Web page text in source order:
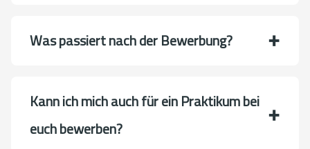
Was passiert nach der Bewerbung?
Kann ich mich auch für ein Praktikum bei
euch bewerben?